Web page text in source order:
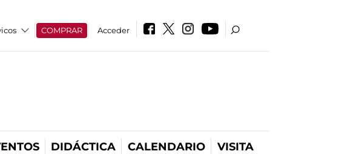
COMPRAR Acceder
DIDÁCTICA CALENDARIO VISITA